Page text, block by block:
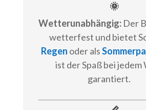
🌞
Wetterunabhängig: Der
wetterfest und bietet
Regen oder als
ist der Spaß bei
garantiert.